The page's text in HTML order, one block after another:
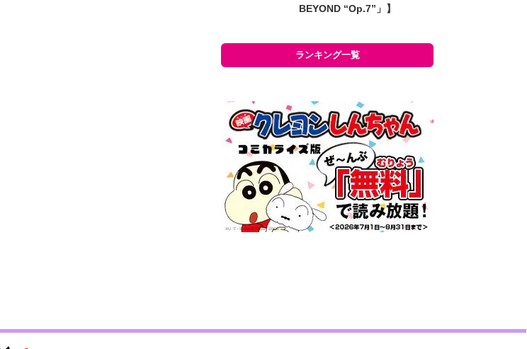
BEYOND “Op.7”」】
ランキング一覧